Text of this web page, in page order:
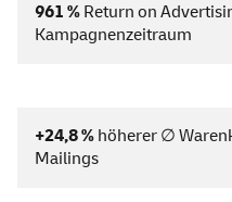
961 % Return on
Kampagnenzeitraum
+24,8 % höherer ∅
Mailings